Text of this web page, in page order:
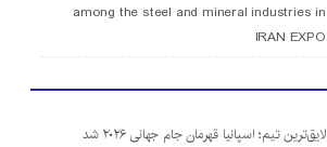
among the steel and mineral industries in
IRAN EXPO
لایق‌ترین تیم؛ اسپانیا قهرمان جام جهانی ۲۰۲۶ شد